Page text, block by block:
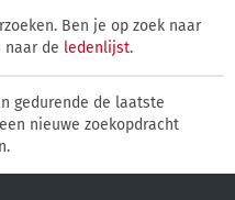
Ben je op zoek naar
naar de ledenlijst.
gedurende de laatste
nieuwe zoekopdracht